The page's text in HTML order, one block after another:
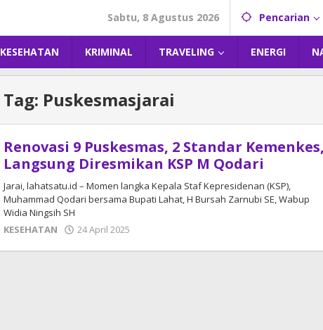
Sabtu, 8 Agustus 2026 Pencarian
KESEHATAN KRIMINAL TRAVELING ENERGI
Tag: Puskesmasjarai
Renovasi 9 Puskesmas, 2 Standar Kemenkes,
Langsung Diresmikan KSP M Qodari
Jarai, lahatsatu.id – Momen langka Kepala Staf Kepresidenan (KSP),
Muhammad Qodari bersama Bupati Lahat, H Bursah Zarnubi SE, Wabup
Widia Ningsih SH
KESEHATAN
24 April 2025